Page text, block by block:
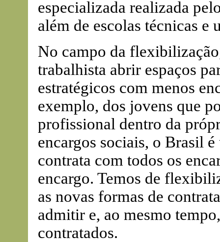
especializada realizada
além de escolas técnicas e
No campo da
trabalhista abrir espaços
estratégicos com menos
exemplo, dos jovens que
profissional dentro da
encargos sociais, o Brasil
contrata com todos os
encargo. Temos de
as novas formas de
admitir e, ao mesmo
contratados.